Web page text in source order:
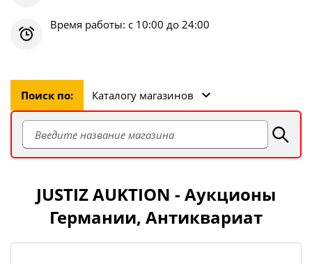
Время работы: с 10:00 до 24:00
Поиск по: Каталогу магазинов
JUSTIZ AUKTION - Аукционы
Германии, Антиквариат